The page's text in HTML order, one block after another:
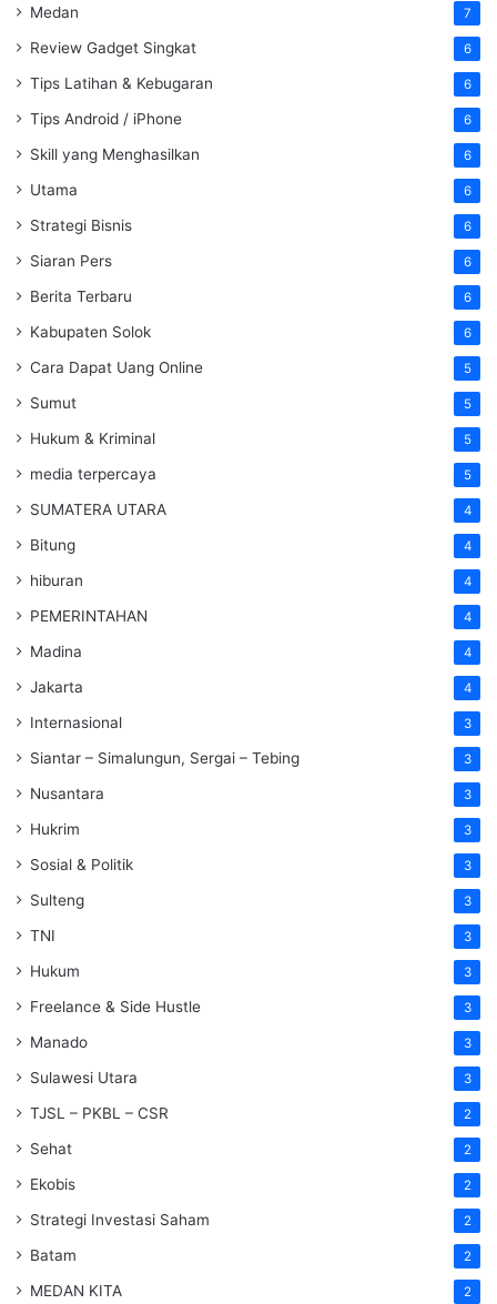
Medan 7
Review Gadget Singkat 6
Tips Latihan & Kebugaran 6
Tips Android / iPhone 6
Skill yang Menghasilkan 6
Utama 6
Strategi Bisnis 6
Siaran Pers 6
Berita Terbaru 6
Kabupaten Solok 6
Cara Dapat Uang Online 5
Sumut 5
Hukum & Kriminal 5
media terpercaya 5
SUMATERA UTARA 4
Bitung 4
hiburan 4
PEMERINTAHAN 4
Madina 4
Jakarta 4
Internasional 3
Siantar – Simalungun, Sergai – Tebing 3
Nusantara 3
Hukrim 3
Sosial & Politik 3
Sulteng 3
TNI 3
Hukum 3
Freelance & Side Hustle 3
Manado 3
Sulawesi Utara 3
TJSL – PKBL – CSR 2
Sehat 2
Ekobis 2
Strategi Investasi Saham 2
Batam 2
MEDAN KITA 2